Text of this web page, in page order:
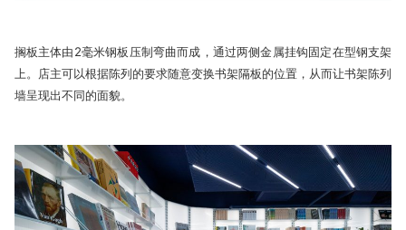
搁板主体由2毫米钢板压制弯曲而成，通过两侧金属挂钩固定在型钢支架
上。店主可以根据陈列的要求随意变换书架隔板的位置，从而让书架陈列
墙呈现出不同的面貌。